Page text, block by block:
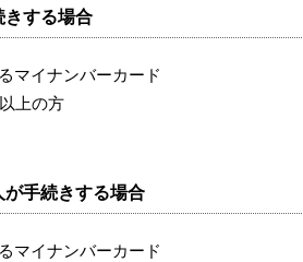
する場合
マイナンバーカード
の方
手続きする場合
マイナンバーカード